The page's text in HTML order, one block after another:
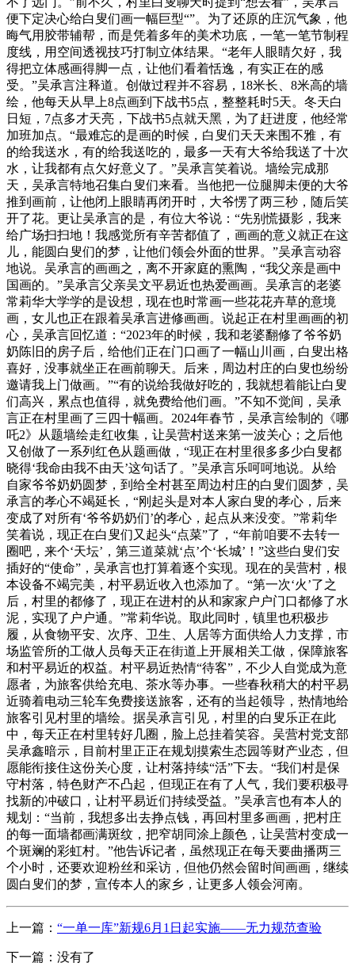
便下定决心给白叟们画一幅巨型“”。为了还原的庄沉气象，他
晦气用胶带辅帮，而是凭着多年的美术功底，一笔一笔节制程
度线，用空间透视技巧打制立体结果。“老年人眼睛欠好，我
得把立体感画得脚一点，让他们看着恬逸，有实正在的感
受。”吴承言注释道。创做过程并不容易，18米长、8米高的墙
绘，他每天从早上8点画到下战书5点，整整耗时5天。冬天白
日短，7点多才天亮，下战书5点就天黑，为了赶进度，他经常
加班加点。“最难忘的是画的时候，白叟们天天来围不雅，有
的给我送水，有的给我送吃的，最多一天有大爷给我送了十次
水，让我都有点欠好意义了。”吴承言笑着说。墙绘完成那
天，吴承言特地召集白叟们来看。当他把一位腿脚未便的大爷
推到画前，让他闭上眼睛再闭开时，大爷愣了两三秒，随后笑
开了花。更让吴承言的是，有位大爷说：“先别慌摄影，我来
给广场扫扫地！我感觉所有辛苦都值了，画画的意义就正在这
儿，能圆白叟们的梦，让他们领会外面的世界。”吴承言动容
地说。吴承言的画画之，离不开家庭的熏陶，“我父亲是画中
国画的。”吴承言父亲吴文平易近也热爱画画。吴承言的老婆
常莉华大学学的是设想，现在也时常画一些花花卉草的意境
画，女儿也正在跟着吴承言进修画画。说起正在村里画画的初
心，吴承言回忆道：“2023年的时候，我和老婆翻修了爷爷奶
奶陈旧的房子后，给他们正在门口画了一幅山川画，白叟出格
喜好，没事就坐正在画前聊天。后来，周边村庄的白叟也纷纷
邀请我上门做画。”“有的说给我做好吃的，我就想着能让白叟
们高兴，累点也值得，就免费给他们画。”不知不觉间，吴承
言正在村里画了三四十幅画。2024年春节，吴承言绘制的《哪
吒2》从题墙绘走红收集，让吴营村送来第一波关心；之后他
又创做了一系列红色从题画做，“现正在村里很多多少白叟都
晓得‘我命由我不由天’这句话了。”吴承言乐呵呵地说。从给
自家爷爷奶奶圆梦，到给全村甚至周边村庄的白叟们圆梦，吴
承言的孝心不竭延长，“刚起头是对本人家白叟的孝心，后来
变成了对所有‘爷爷奶奶们’的孝心，起点从来没变。”常莉华
笑着说，现正在白叟们又起头“点菜”了，“年前咱要不去转一
圈吧，来个‘天坛’，第三道菜就‘点’个‘长城’！”这些白叟们安
插好的“使命”，吴承言也打算着逐个实现。现在的吴营村，根
本设备不竭完美，村平易近收入也添加了。“第一次‘火’了之
后，村里的都修了，现正在进村的从和家家户户门口都修了水
泥，实现了户户通。”常莉华说。取此同时，镇里也积极步
履，从食物平安、次序、卫生、人居等方面供给人力支撑，市
场监管所的工做人员每天正在街道上开展相关工做，保障旅客
和村平易近的权益。村平易近热情“待客”，不少人自觉成为意
愿者，为旅客供给充电、茶水等办事。一些春秋稍大的村平易
近骑着电动三轮车免费接送旅客，还有的当起领导，热情地给
旅客引见村里的墙绘。据吴承言引见，村里的白叟乐正在此
中，每天正在村里转好几圈，脸上总挂着笑容。吴营村党支部
吴承鑫暗示，目前村里正正在规划摸索生态园等财产业态，但
愿能衔接住这份关心度，让村落持续“活”下去。“我们村是保
守村落，特色财产不凸起，但现正在有了人气，我们要积极寻
找新的冲破口，让村平易近们持续受益。”吴承言也有本人的
规划：“当前，我想多出去挣点钱，再回村里多画画，把村庄
的每一面墙都画满斑纹，把窄胡同涂上颜色，让吴营村变成一
个斑斓的彩虹村。”他告诉记者，虽然现正在每天要曲播两三
个小时，还要欢迎粉丝和采访，但他仍然会留时间画画，继续
圆白叟们的梦，宣传本人的家乡，让更多人领会河南。
上一篇： “一单一库”新规6月1日起实施——无力规范查验
下一篇：没有了